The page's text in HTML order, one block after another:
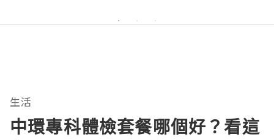
生活
中環專科體檢套餐哪個好？看這